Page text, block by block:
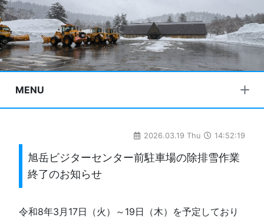
MENU
2026.03.19 Thu 14:52:19
旭岳ビジターセンター前駐車場の除排雪作業
終了のお知らせ
令和8年3月17日（火）～19日（木）を予定しており